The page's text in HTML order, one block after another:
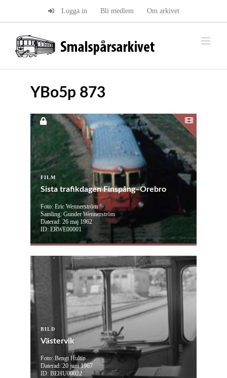
Logga in Bli medlem Om arkivet
YBo5p 873
FILM
Sista trafikdagen Finspång–Örebro
Foto: Eric Wennerström
Samling: Gunder Wennerström
Daterad: 26 maj 1962
ID: ERWE00001
BILD
Västervik
Foto: Bengt Hultin
Daterad: 20 juni 1967
ID: BEHU00022